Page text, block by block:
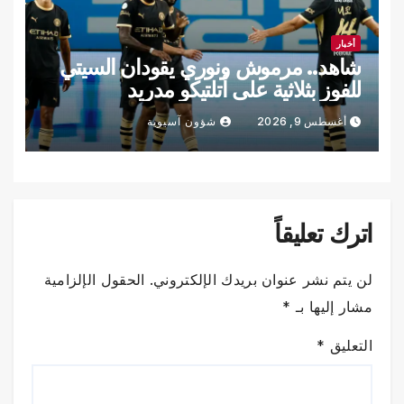
أخبار
شاهد.. مرموش ونوري يقودان السيتي
للفوز بثلاثية على أتلتيكو مدريد
أغسطس 9, 2026 شؤون آسيوية
اترك تعليقاً
لن يتم نشر عنوان بريدك الإلكتروني. الحقول الإلزامية
مشار إليها بـ *
التعليق *